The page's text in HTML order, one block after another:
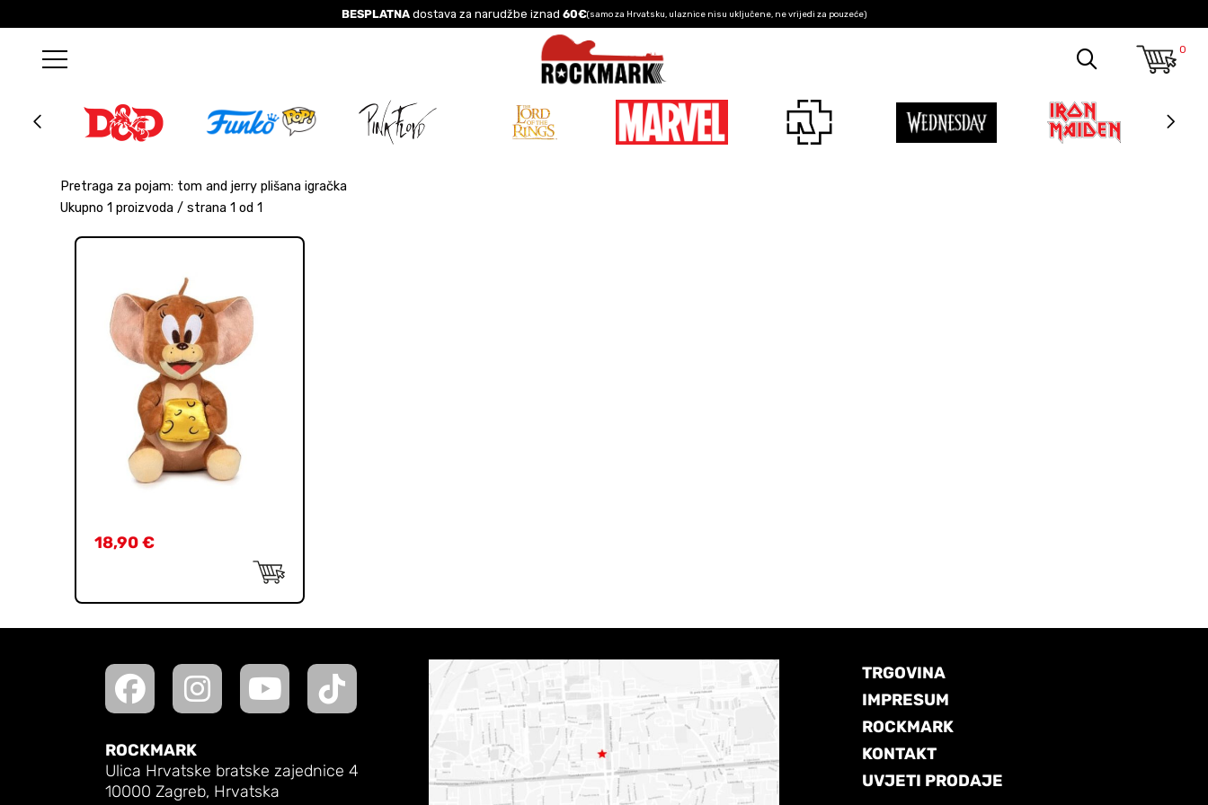
BESPLATNAdostava za narudžbe iznad 60€(samo za Hrvatsku, ulaznice nisu uključene, ne vrijedi za pouzeće)
0
Pretraga za pojam: tom and jerry plišana igračka
Ukupno 1 proizvoda / strana 1 od 1
18,90€
ROCKMARK
Ulica Hrvatske bratske zajednice 4
10000 Zagreb, Hrvatska
TRGOVINA
IMPRESUM
ROCKMARK
KONTAKT
UVJETI PRODAJE